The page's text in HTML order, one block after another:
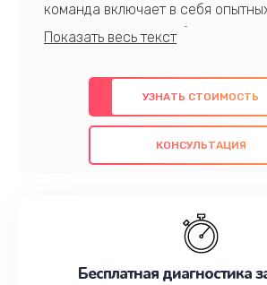
команда включает в себя
профессионалов с обширными
предлагаем быстрый и
использованием оригинальных
также гарантируем качество
проведенных работ. Наша цель -
наилучшим образом. Не медлите
УЗНАТЬ СТОИМОСТЬ
КОНСУЛЬТАЦИЯ
Бесплатная диагностика